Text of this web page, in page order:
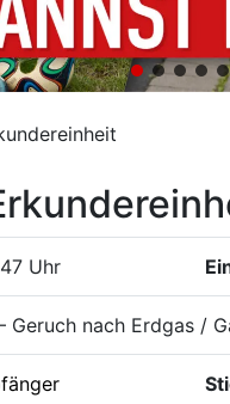
Uhr
Geruch nach Erdgas /